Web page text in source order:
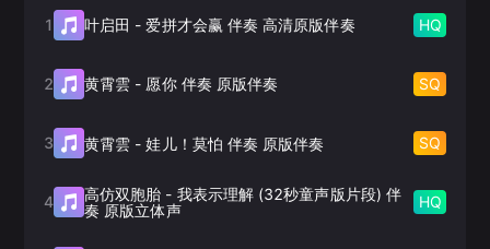
1 叶启田 -爱拼才会赢 伴奏 高清原版伴奏 HQ
2 黄霄雲 - 愿你 伴奏 原版伴奏 SQ
3 黄霄雲 -娃儿！莫怕 伴奏 原版伴奏 SQ
4 高仿双胞胎 - 我表示理解 (32秒童声版片段) 伴
奏 原版立体声
HQ